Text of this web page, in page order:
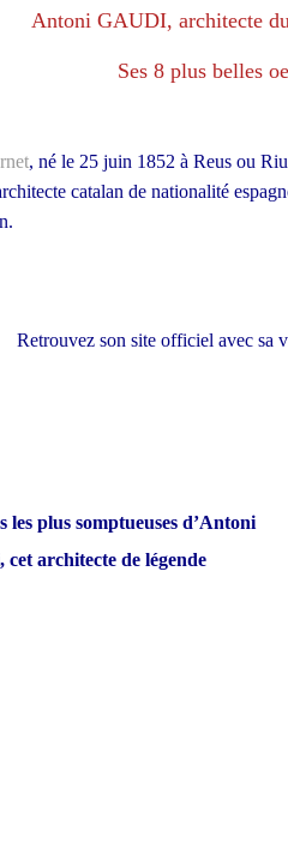
Antoni GAUDI, architecte
Ses 8 plus belles
, né le 25 juin 1852 à Reus ou
catalan de nationalité
Retrouvez son site officiel avec sa
les plus somptueuses d’Antoni
cet architecte de légende